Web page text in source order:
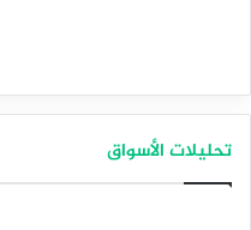
تحليلات الأسواق